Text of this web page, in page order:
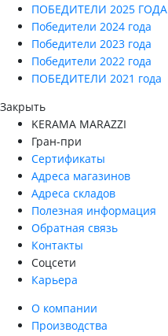
ПОБЕДИТЕЛИ 2025 ГОДА
Победители 2024 года
Победители 2023 года
Победители 2022 года
ПОБЕДИТЕЛИ 2021 года
Закрыть
KERAMA MARAZZI
Гран-при
Сертификаты
Адреса магазинов
Адреса складов
Полезная информация
Обратная связь
Контакты
Соцсети
Карьера
О компании
Производства